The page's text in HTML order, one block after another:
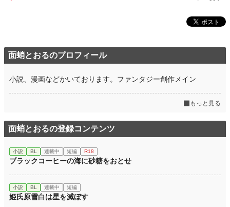
面蛸とおるのプロフィール
小説、漫画などかいております。ファンタジー創作メイン
もっと見る
面蛸とおるの登録コンテンツ
小説 BL 連載中 短編 R18
ブラックコーヒーの海に砂糖をおとせ
小説 BL 連載中 短編
姫氏原雪白は星を滅ぼす